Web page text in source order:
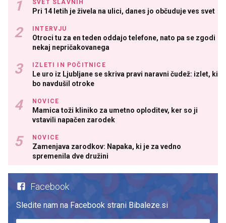
SVET SLAVNIH
Pri 14 letih je živela na ulici, danes jo občuduje ves svet
INTERVJU
Otroci tu za en teden oddajo telefone, nato pa se zgodi
nekaj nepričakovanega
IZLETI IN POČITNICE
Le uro iz Ljubljane se skriva pravi naravni čudež: izlet, ki
bo navdušil otroke
NOVICE
Mamica toži kliniko za umetno oploditev, ker so ji
vstavili napačen zarodek
NOVICE
Zamenjava zarodkov: Napaka, ki je za vedno
spremenila dve družini
Facebook
Sledite nam na Facebook strani Bibaleze.si